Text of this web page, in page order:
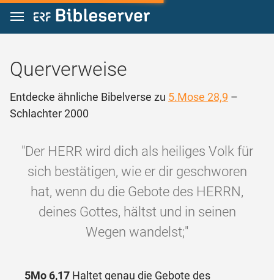
Zum Inhalt springen
Querverweise
Entdecke ähnliche Bibelverse zu 5.Mose 28,9 –
Schlachter 2000
"Der HERR wird dich als heiliges Volk für
sich bestätigen, wie er dir geschworen
hat, wenn du die Gebote des HERRN,
deines Gottes, hältst und in seinen
Wegen wandelst;"
5Mo 6,17 Haltet genau die Gebote des